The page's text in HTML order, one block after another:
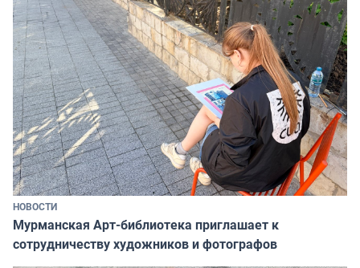
НОВОСТИ
Мурманская Арт-библиотека приглашает к
сотрудничеству художников и фотографов